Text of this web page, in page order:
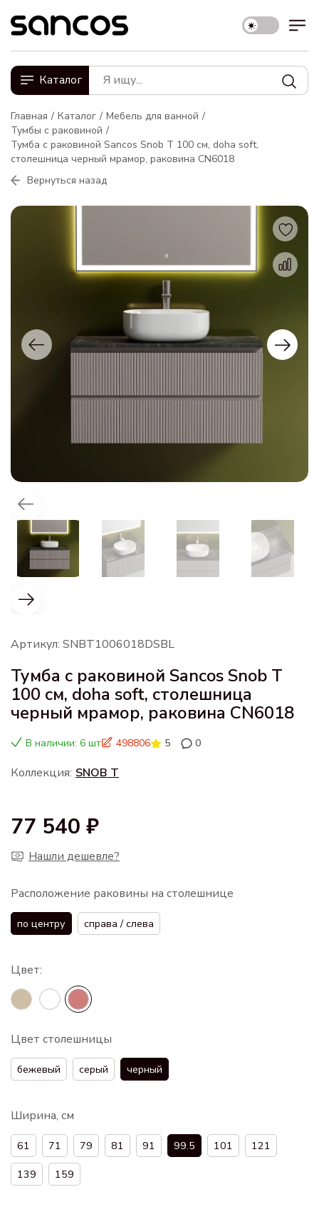
Каталог
Главная Каталог
Мебель для ванной
Тумбы с раковиной
Тумба с раковиной Sancos Snob T 100 см, doha soft,
столешница черный мрамор, раковина CN6018
Вернуться назад
Артикул: SNBT1006018DSBL
Тумба с раковиной Sancos Snob T
100 см, doha soft, столешница
черный мрамор, раковина CN6018
В наличии: 6 шт 498806 5 0
Коллекция: SNOB T
77 540 ₽
Нашли дешевле?
Расположение раковины на столешнице
по центру справа / слева
Цвет столешницы
бежевый серый черный
Ширина, см
61 71 79 81 91 99.5 101
121
139
159